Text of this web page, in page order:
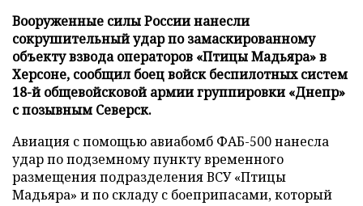
Вооруженные силы России нанесли
сокрушительный удар по замаскированному
объекту взвода операторов «Птицы Мадьяра» в
Херсоне, сообщил боец войск беспилотных систем
18-й общевойсковой армии группировки «Днепр»
с позывным Северск.
Авиация с помощью авиабомб ФАБ-500 нанесла
удар по подземному пункту временного
размещения подразделения ВСУ «Птицы
Мадьяра» и по складу с боеприпасами, который